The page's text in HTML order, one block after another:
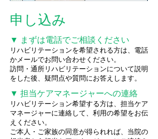
申し込み
▼ まずは電話でご相談ください
リハビリテーションを希望される方は、電話
かメールでお問い合わせください。
訪問・通所リハビリテーションについて説明
をした後、疑問点や質問にお答えします。
▼ 担当ケアマネージャーへの連絡
リハビリテーション希望する方は、担当ケア
マネージャーに連絡して、利用の希望をお伝
えください。
​ご本人・ご家族の同意が得られれば、当院の